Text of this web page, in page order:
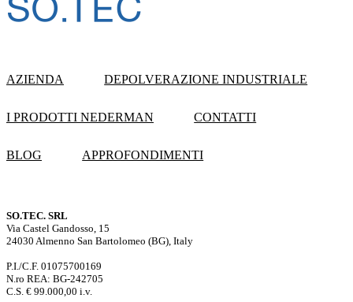
AZIENDA DEPOLVERAZIONE INDUSTRIALE
I PRODOTTI NEDERMAN CONTATTI
BLOG APPROFONDIMENTI
SO.TEC. SRL
Via Castel Gandosso, 15
24030 Almenno San Bartolomeo (BG), Italy
P.I./C.F. 01075700169
N.ro REA: BG-242705
C.S. € 99.000,00 i.v.